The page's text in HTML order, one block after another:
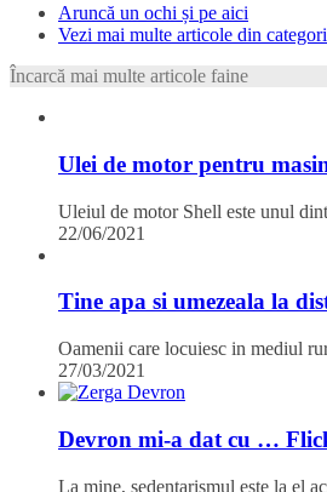
Aruncă un ochi și pe aici
Vezi mai multe articole din
Încarcă mai multe articole faine
Ulei de motor pentru
Uleiul de motor Shell este unul
22/06/2021
Tine apa si umezeala la
Oamenii care locuiesc in mediul
27/03/2021
Devron mi-a dat cu …
La mine, sedentarismul este la el